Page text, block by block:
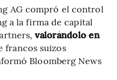
AG compró el control
a la firma de capital
valorándolo en
francos suizos
Bloomberg News